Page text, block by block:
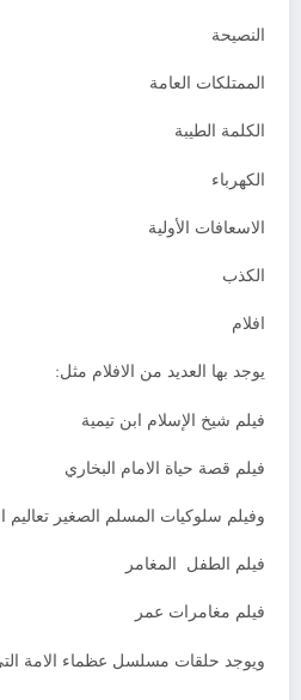
النصيحة
الممتلكات العامة
الكلمة الطيبة
الكهرباء
الاسعافات الأولية
الكذب
افلام
يوجد بها العديد من الافلام مثل:
فيلم شيخ الإسلام ابن تيمية
فيلم قصة حياة الامام البخاري
وفيلم سلوكيات المسلم الصغير تعاليم
فيلم الطفل المغامر
فيلم مغامرات عمر
ويوجد حلقات مسلسل عظماء الامة